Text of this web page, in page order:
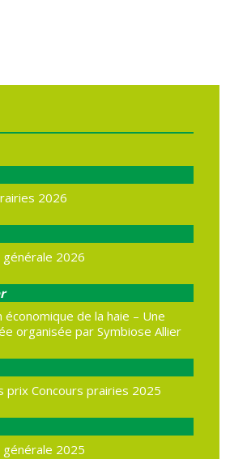
2026
2026
économique de la haie – Une
organisée par Symbiose Allier
prix Concours prairies 2025
2025